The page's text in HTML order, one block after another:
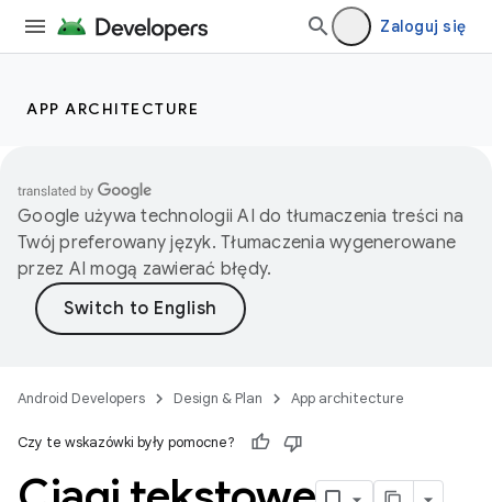
Zaloguj się
APP ARCHITECTURE
Google używa technologii AI do tłumaczenia treści na
Twój preferowany język. Tłumaczenia wygenerowane
przez AI mogą zawierać błędy.
Android Developers Design & Plan App architecture
Czy te wskazówki były pomocne?